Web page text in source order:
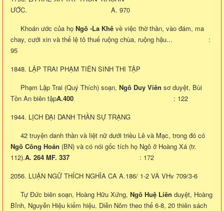
ƯỚC. A. 970
Khoán ước của họ Ngô -La Khê về việc thờ thần, vào đám, ma
chay, cưới xin và thể lệ tô thuế ruộng chùa, ruộng hậu... :
95
1848. LẬP TRAI PHẠM TIÊN SINH THI TẬP
Phạm Lập Trai (Quý Thích) soạn, Ngô Duy Viên sơ duyệt, Bùi
Tồn An biên tậpA.400 : 122
1944. LỊCH ĐẠI DANH THẦN SỰ TRẠNG
42 truyện danh thần và liệt nữ dưới triều Lê và Mạc, trong đó có
Ngô Công Hoán (BN) và có nói gốc tích họ Ngô ở Hoàng Xá (tr.
112).A. 264 MF. 337 : 172
2056. LUẬN NGỮ THÍCH NGHĨA CA A.186/ 1-2 VÀ VHv 709/3-6
Tự Đức biên soạn, Hoàng Hữu Xứng, Ngô Huệ Liên duyệt, Hoàng
Bỉnh, Nguyễn Hiệu kiểm hiệu. Diễn Nôm theo thể 6-8, 20 thiên sách